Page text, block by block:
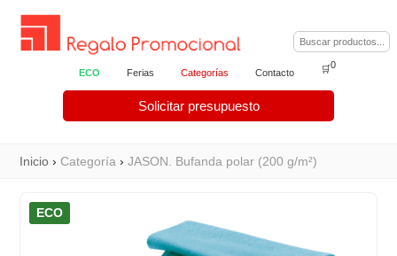
ECO Ferias Categorías Contacto
Solicitar presupuesto
🛒0
Inicio ›Categoría ›JASON. Bufanda polar (200 g/m²)
ECO